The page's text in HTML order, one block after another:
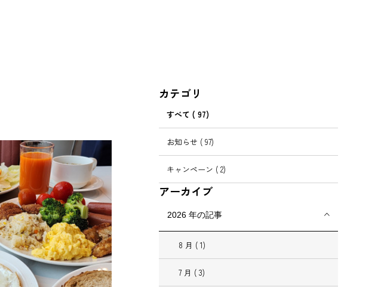
カテゴリ
すべて ( 97)
お知らせ ( 97)
キャンペーン ( 2)
アーカイブ
2026年の記事
8 月 ( 1)
7 月 ( 3)